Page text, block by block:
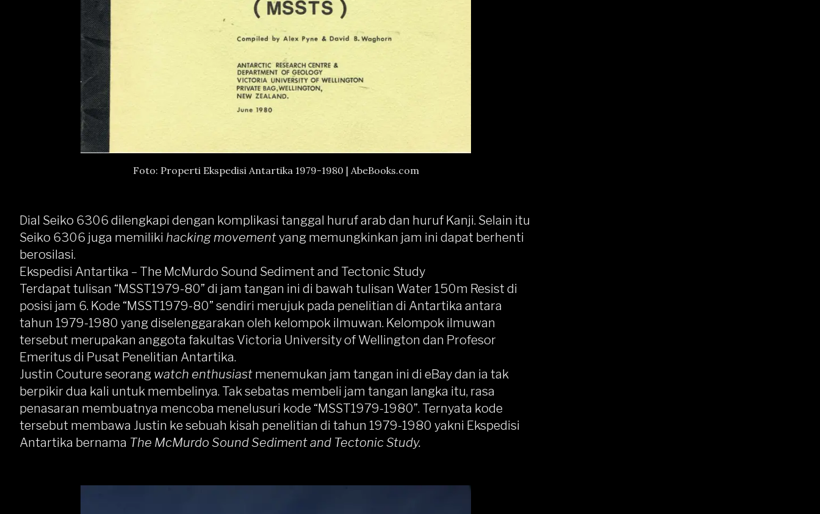
Foto: Properti Ekspedisi Antartika 1979-1980 | AbeBooks.com
Dial Seiko 6306 dilengkapi dengan komplikasi tanggal huruf arab dan huruf Kanji. Selain itu
Seiko 6306 juga memiliki hacking movementyang memungkinkan jam ini dapat berhenti
berosilasi.
Ekspedisi Antartika – The McMurdo Sound Sediment and Tectonic Study
Terdapat tulisan “MSST1979-80” di jam tangan ini di bawah tulisan Water 150m Resist di
posisi jam 6. Kode “MSST1979-80” sendiri merujuk pada penelitian di Antartika antara
tahun 1979-1980 yang diselenggarakan oleh kelompok ilmuwan. Kelompok ilmuwan
tersebut merupakan anggota fakultas Victoria University of Wellington dan Profesor
Emeritus di Pusat Penelitian Antartika.
Justin Couture seorang watch enthusiast menemukan jam tangan ini di eBay dan ia tak
berpikir dua kali untuk membelinya. Tak sebatas membeli jam tangan langka itu, rasa
penasaran membuatnya mencoba menelusuri kode “MSST1979-1980”. Ternyata kode
tersebut membawa Justin ke sebuah kisah penelitian di tahun 1979-1980 yakni Ekspedisi
Antartika bernama The McMurdo Sound Sediment and Tectonic Study.